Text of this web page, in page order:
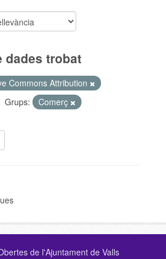
dades trobat
Commons Attribution
Grups:
Comerç
de l'Ajuntament de Valls